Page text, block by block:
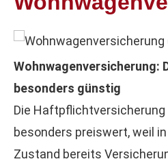
Wohnwagenversicherung:
besonders günstig
Die
besonders preiswert, weil
Zustand bereits